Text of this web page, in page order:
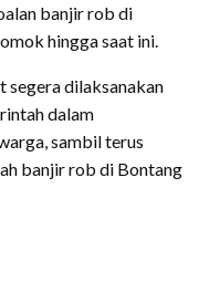
banjir rob di
hingga saat ini.
segera dilaksanakan
dalam
sambil terus
banjir rob di Bontang